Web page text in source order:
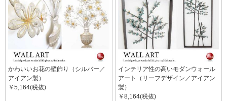
かわいいお花の壁飾り（シルバー／
アイアン製）
￥5,164(税抜)
インテリア性の高いモダンウォール
アート（リーフデザイン／アイアン
製）
￥8,164(税抜)